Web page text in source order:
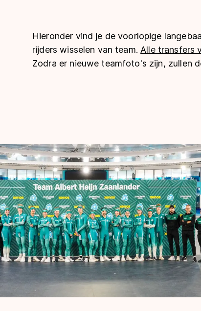
& historie
Spelen
Hieronder vind je de voorlopige
rijders wisselen van team. Alle transfers
Zodra er nieuwe teamfoto's zijn, zullen